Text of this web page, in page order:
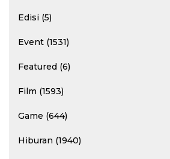
Edisi (5)
Event (1531)
Featured (6)
Film (1593)
Game (644)
Hiburan (1940)